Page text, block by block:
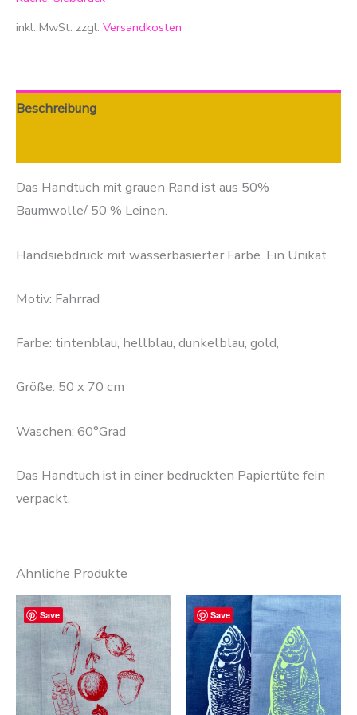
inkl. MwSt. zzgl. Versandkosten
Beschreibung
Das Handtuch mit grauen Rand ist aus 50%
Baumwolle/ 50 % Leinen.
Handsiebdruck mit wasserbasierter Farbe. Ein Unikat.
Motiv: Fahrrad
Farbe: tintenblau, hellblau, dunkelblau, gold,
Größe: 50 x 70 cm
Waschen: 60°Grad
Das Handtuch ist in einer bedruckten Papiertüte fein
verpackt.
Ähnliche Produkte
Save Save